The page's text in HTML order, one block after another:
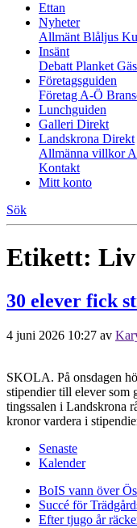
Ettan
Nyheter
Allmänt Blåljus
Insänt
Debatt Planket
Företagsguiden
Företag A-Ö
Lunchguiden
Galleri Direkt
Landskrona Direkt
Allmänna villkor
Kontakt
Mitt konto
Sök
Etikett:
30 elever fick
4 juni 2026 10:27 av
SKOLA. På onsdagen
stipendier till elever som
tingssalen i Landskrona
kronor vardera i
Senaste
Kalender
BoIS vann över
Succé för
Efter tjugo år